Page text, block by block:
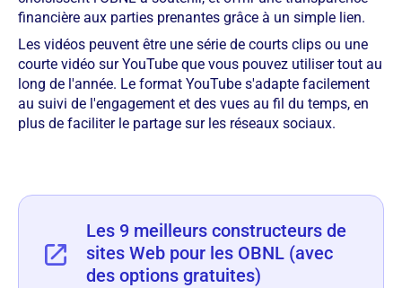
financière aux parties prenantes grâce à un simple lien.
Les vidéos peuvent être une série de courts clips ou une
courte vidéo sur YouTube que vous pouvez utiliser tout au
long de l'année. Le format YouTube s'adapte facilement
au suivi de l'engagement et des vues au fil du temps, en
plus de faciliter le partage sur les réseaux sociaux.
Les 9 meilleurs constructeurs de
sites Web pour les OBNL (avec
des options gratuites)